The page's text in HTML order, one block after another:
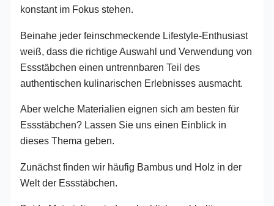
konstant im Fokus stehen.
Beinahe jeder feinschmeckende Lifestyle-Enthusiast
weiß, dass die richtige Auswahl und Verwendung von
Essstäbchen einen untrennbaren Teil des
authentischen kulinarischen Erlebnisses ausmacht.
Aber welche Materialien eignen sich am besten für
Essstäbchen? Lassen Sie uns einen Einblick in
dieses Thema geben.
Zunächst finden wir häufig Bambus und Holz in der
Welt der Essstäbchen.